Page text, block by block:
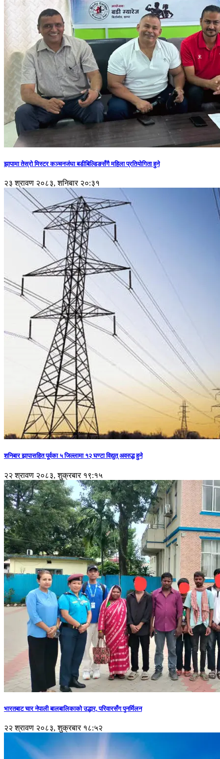
झापामा तेस्रो मिस्टर कञ्चनजंघा बडीबिल्डिङसँगै महिला प्रतियोगिता हुने
२३ श्रावण २०८३, शनिबार २०:३१
शनिबार झापासहित पूर्वका ५ जिल्लामा १२ घण्टा विद्युत् अवरुद्ध हुने
२२ श्रावण २०८३, शुक्रबार १९:१५
भारतबाट चार नेपाली बालबालिकाको उद्धार, परिवारसँग पुनर्मिलन
२२ श्रावण २०८३, शुक्रबार १८:५२